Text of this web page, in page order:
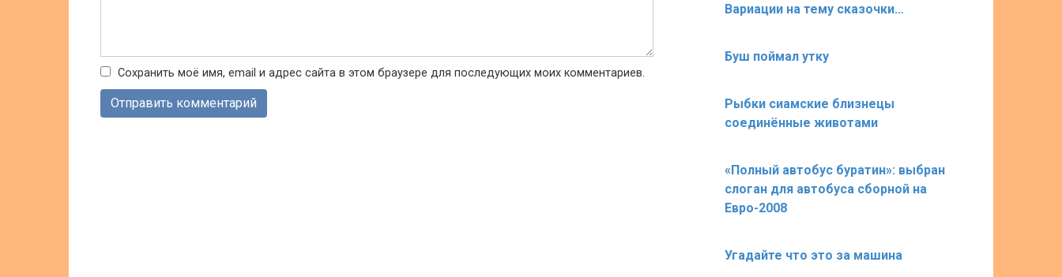
Сохранить моё имя, email и адрес сайта в этом браузере для последующих моих комментариев.
Вариации на тему сказочки…
Буш поймал утку
Рыбки сиамские близнецы
соединённые животами
«Полный автобус буратин»: выбран
слоган для автобуса сборной на
Евро-2008
Угадайте что это за машина